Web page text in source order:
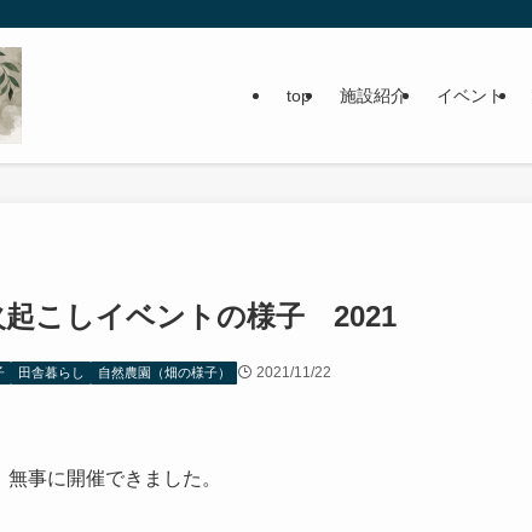
top 施設紹介 イベント
起こしイベントの様子 2021
田舎暮らし 自然農園（畑の様子） 2021/11/22
事に開催できました。